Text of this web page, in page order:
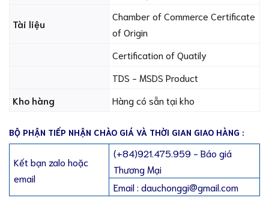
Tài liệu
Chamber of Commerce Certificate
of Origin
Certification of Quatily
TDS - MSDS Product
Kho hàng
Hàng có sẵn tại kho
BỘ PHẬN TIẾP NHẬN CHÀO GIÁ VÀ THỜI GIAN GIAO HÀNG :
Kết bạn zalo hoặc
email
(+84)921.475.959 - Báo giá
Thương Mại
Email : dauchonggi@gmail.com